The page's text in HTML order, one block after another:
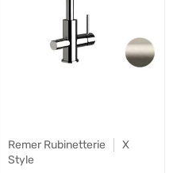
Remer Rubinetterie
X
Style